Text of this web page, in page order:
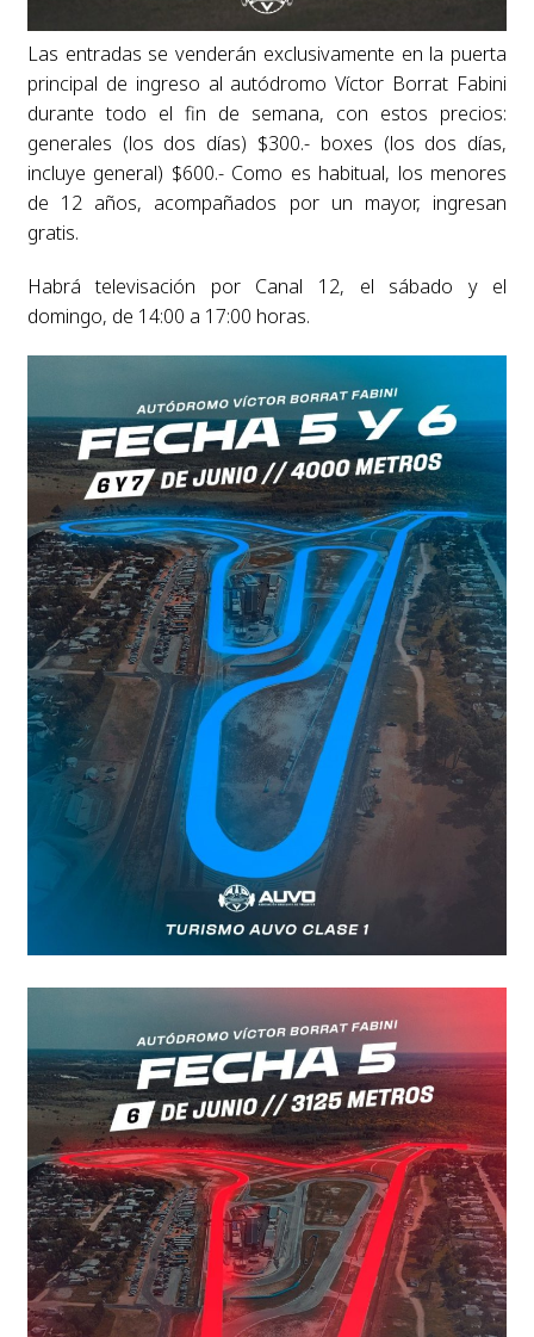
Las entradas se venderán exclusivamente en la puerta
principal de ingreso al autódromo Víctor Borrat Fabini
durante todo el fin de semana, con estos precios:
generales (los dos días) $300.- boxes (los dos días,
incluye general) $600.- Como es habitual, los menores
de 12 años, acompañados por un mayor, ingresan
gratis.
Habrá televisación por Canal 12, el sábado y el
domingo, de 14:00 a 17:00 horas.